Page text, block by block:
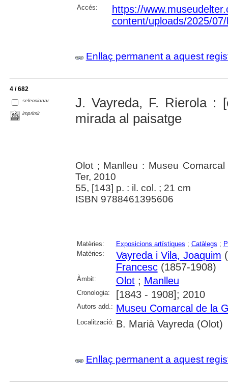
Accés:
https://
content/uploads/2025/
Enllaç permanent a aquest
4 / 682
seleccionar
imprimir
J. Vayreda, F. Rierola :
mirada al paisatge
Olot ; Manlleu : Museu
Ter, 2010
55, [143] p. : il. col. ; 21 cm
ISBN 9788461395606
Matèries: Exposicions artístiques ; Catàlegs ;
Matèries:
Vayreda i Vila, Joaquim
Francesc(1857-1908)
Àmbit: Olot; Manlleu
Cronologia: [1843 - 1908]; 2010
Autors add.: Museu Comarcal de la
Localització: B. Marià Vayreda (Olot)
Enllaç permanent a aquest